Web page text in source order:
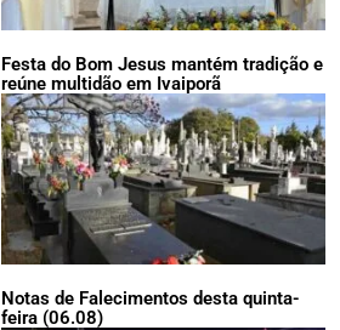
Festa do Bom Jesus mantém tradição e
reúne multidão em Ivaiporã
Notas de Falecimentos desta quinta-
feira (06.08)